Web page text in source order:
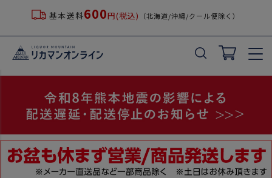
基本送料600円(税込) （北海道/沖縄/クール便除く）
キーワード
価格
〜
在庫なし商品
在庫なし商品を表示しない